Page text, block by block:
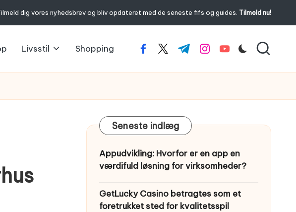
dig vores nyhedsbrev og bliv opdateret med de seneste fifs og guides. Tilmeld nu!
Livsstil Shopping facebook.com
twitter.com
t.me instagram.com
youtube.com
Seneste indlæg
Appudvikling: Hvorfor er en app en
værdifuld løsning for virksomheder?
GetLucky Casino betragtes som et
foretrukket sted for kvalitetsspil